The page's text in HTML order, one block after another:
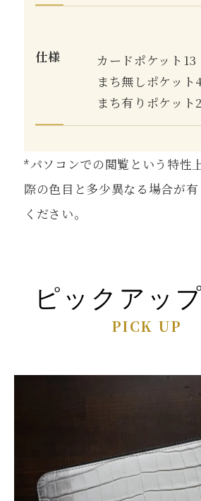
仕様
カードポケット13
まち無しポケット
まち有りポケット2
*パソコンでの閲覧という特性
際の色目と多少異なる場合が
ください。
ピックアッ
PICK UP